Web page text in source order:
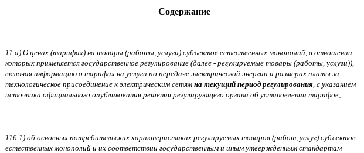
Содержание
11 а) О ценах (тарифах) на товары (работы, услуги) субъектов естественных монополий, в отношении
которых применяется государственное регулирование (далее - регулируемые товары (работы, услуги)),
включая информацию о тарифах на услуги по передаче электрической энергии и размерах платы за
технологическое присоединение к электрическим сетям на текущий период регулирования , с указанием
источника официального опубликования решения регулирующего органа об установлении тарифов;
11б.1) об основных потребительских характеристиках регулируемых товаров (работ, услуг) субъектов
естественных монополий и их соответствии государственным и иным утвержденным стандартам